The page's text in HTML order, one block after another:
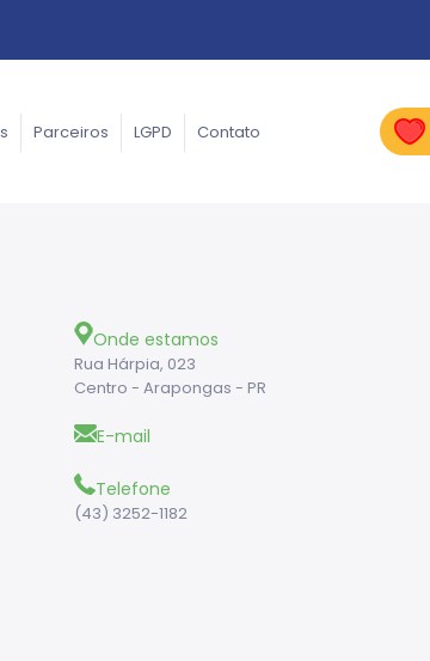
Parceiros LGPD Contato
Onde estamos
Rua Hárpia, 023
Centro - Arapongas - PR
E-mail
Telefone
(43) 3252-1182